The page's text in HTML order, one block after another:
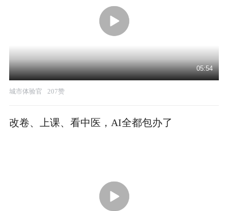
05:54
城市体验官 207赞
改卷、上课、看中医，AI全都包办了